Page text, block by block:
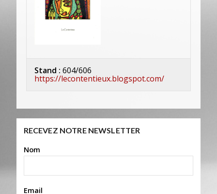
Stand : 604/606
https://lecontentieux.blogspot.com/
RECEVEZ NOTRE NEWSLETTER
Nom
Email